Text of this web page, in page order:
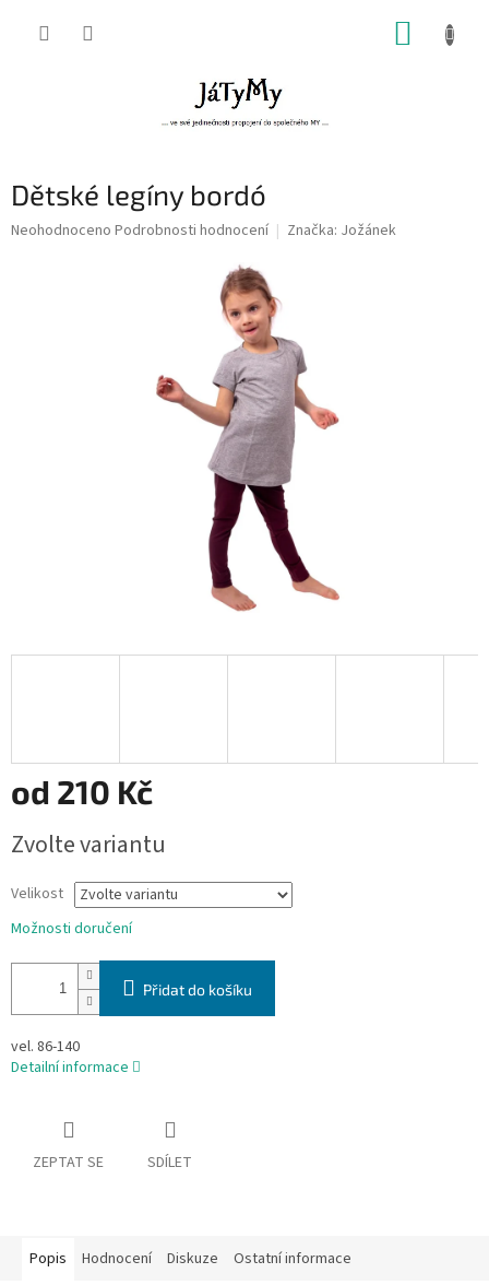
Dětské legíny bordó
Průměrné
Neohodnoceno Podrobnosti hodnocení Značka: Jožánek
od 210 Kč
cena:
Zvolte variantu
Velikost
Možnosti doručení
Přidat do košíku
vel. 86-140
Detailní informace
ZEPTAT SE SDÍLET
Popis Hodnocení Diskuze Ostatní informace